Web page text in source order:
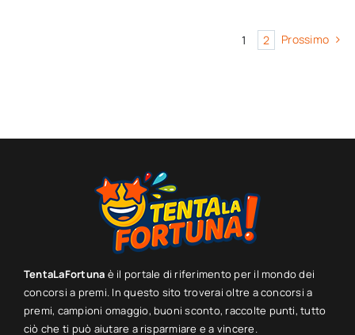
1 2 Prossimo
TentaLaFortuna è il portale di riferimento per il mondo dei
concorsi a premi. In questo sito troverai oltre a concorsi a
premi, campioni omaggio, buoni sconto, raccolte punti, tutto
ciò che ti può aiutare a risparmiare e a vincere.